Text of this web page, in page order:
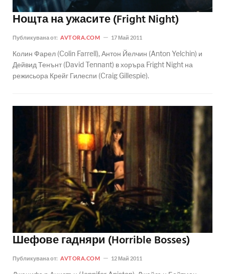
Нощта на ужасите (Fright Night)
Публикувана от: AVTORA.COM 17 Май 2011
Колин Фарел (Colin Farrell), Антон Йелчин (Anton Yelchin) и
Дейвид Тенънт (David Tennant) в хоръра Fright Night на
режисьора Крейг Гилеспи (Craig Gillespie).
Шефове гадняри (Horrible Bosses)
Публикувана от: AVTORA.COM 12 Май 2011